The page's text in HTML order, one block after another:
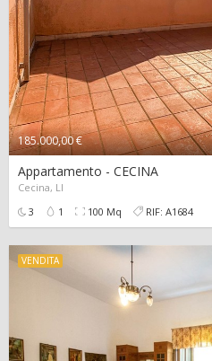
185.000,00 €
Appartamento - CECINA
Cecina, LI
3
1 100 Mq RIF: A1684
VENDITA